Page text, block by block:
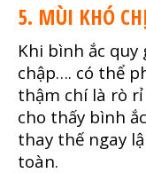
5. MÙI KHÓ
Khi bình ắc
chập…. có thể
thậm chí là rò
cho thấy bình
thay thế ngay
toàn.